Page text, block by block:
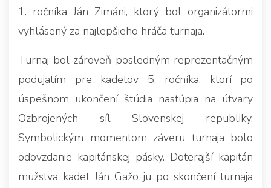
1. ročníka Ján Zimáni, ktorý bol organizátormi
vyhlásený za najlepšieho hráča turnaja.
Turnaj bol zároveň posledným reprezentačným
podujatím pre kadetov 5. ročníka, ktorí po
úspešnom ukončení štúdia nastúpia na útvary
Ozbrojených síl Slovenskej republiky.
Symbolickým momentom záveru turnaja bolo
odovzdanie kapitánskej pásky. Doterajší kapitán
mužstva kadet Ján Gažo ju po skončení turnaja